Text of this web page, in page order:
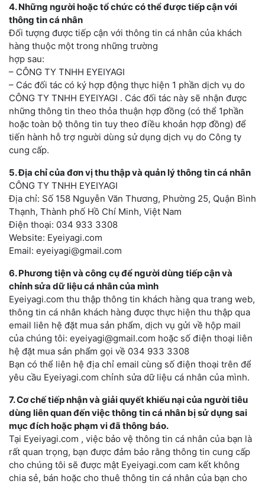
4. Những người hoặc tổ chức có thể được tiếp cận với
thông tin cá nhân
Đối tượng được tiếp cận với thông tin cá nhân của khách
hàng thuộc một trong những trường
hợp sau:
– CÔNG TY TNHH EYEIYAGI
– Các đối tác có ký hợp động thực hiện 1 phần dịch vụ do
CÔNG TY TNHH EYEIYAGI . Các đối tác này sẽ nhận được
những thông tin theo thỏa thuận hợp đồng (có thể 1phần
hoặc toàn bộ thông tin tuy theo điều khoản hợp đồng) để
tiến hành hỗ trợ người dùng sử dụng dịch vụ do Công ty
cung cấp.
5. Địa chỉ của đơn vị thu thập và quản lý thông tin cá nhân
CÔNG TY TNHH EYEIYAGI
Địa chỉ: Số 158 Nguyễn Văn Thương, Phường 25, Quận Bình
Thạnh, Thành phố Hồ Chí Minh, Việt Nam
Điện thoại: 034 933 3308
Website: Eyeiyagi.com
Email: eyeiyagi@gmail.com
6. Phương tiện và công cụ để người dùng tiếp cận và
chỉnh sửa dữ liệu cá nhân của mình
Eyeiyagi.com thu thập thông tin khách hàng qua trang web,
thông tin cá nhân khách hàng được thực hiện thu thập qua
email liên hệ đặt mua sản phẩm, dịch vụ gửi về hộp mail
của chúng tôi: eyeiyagi@gmail.com hoặc số điện thoại liên
hệ đặt mua sản phẩm gọi về 034 933 3308
Bạn có thể liên hệ địa chỉ email cùng số điện thoại trên để
yêu cầu Eyeiyagi.com chỉnh sửa dữ liệu cá nhân của mình.
7. Cơ chế tiếp nhận và giải quyết khiếu nại của người tiêu
dùng liên quan đến việc thông tin cá nhân bị sử dụng sai
mục đích hoặc phạm vi đã thông báo.
Tại Eyeiyagi.com , việc bảo vệ thông tin cá nhân của bạn là
rất quan trọng, bạn được đảm bảo rằng thông tin cung cấp
cho chúng tôi sẽ được mật Eyeiyagi.com cam kết không
chia sẻ, bán hoặc cho thuê thông tin cá nhân của bạn cho